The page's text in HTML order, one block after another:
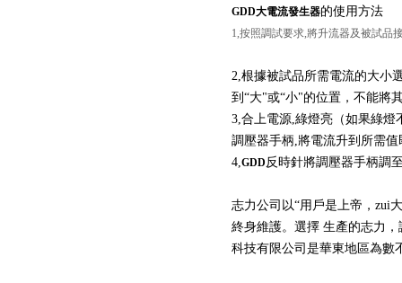
GDD大電流發生器的使用方法
1,按照調試要求,將升流器及被試品
2,根據被試品所需電流的大小
到“大"或“小"的位置，不能將
3,合上電源,綠燈亮（如果綠
調壓器手柄,將電流升到所需值
4,GDD反時針將調壓器手柄調
志力公司以“用戶是上帝，zui
終身維護。選擇 生產的志力
科技有限公司是華東地區為數